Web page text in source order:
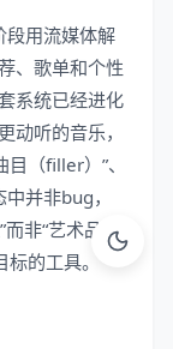
段用流媒体解
、歌单和个性
系统已经进化
动听的音乐，
（filler）”、
并非bug，
非“艺术品
的工具。